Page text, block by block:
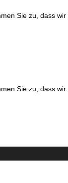
Sie zu, dass
Sie zu, dass